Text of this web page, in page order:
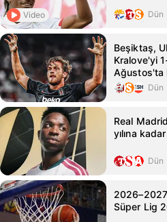
Video Dün
Beşiktaş,
Kralove'yi
Ağustos'ta
Dün
Real
yılına
Dün
Süper Lig